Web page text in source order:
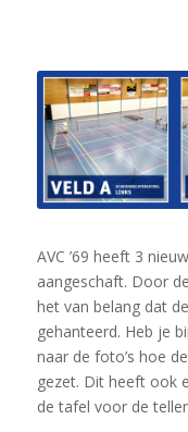
AVC ’69 heeft 3
aangeschaft. Door
het van belang dat
gehanteerd. Heb je
naar de foto’s hoe
gezet. Dit heeft ook
de tafel voor de